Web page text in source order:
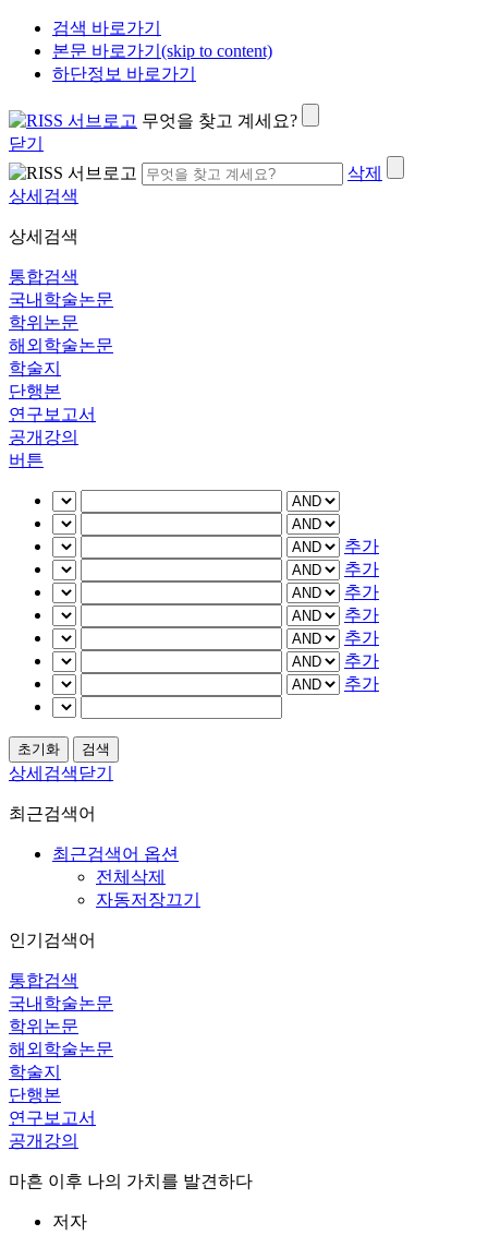
검색 바로가기
본문 바로가기(skip to content)
하단정보 바로가기
무엇을 찾고 계세요?
닫기
삭제
상세검색
상세검색
통합검색
국내학술논문
학위논문
해외학술논문
학술지
단행본
연구보고서
공개강의
버튼
추가
추가
추가
추가
추가
추가
추가
상세검색닫기
최근검색어
최근검색어 옵션
전체삭제
자동저장끄기
인기검색어
통합검색
국내학술논문
학위논문
해외학술논문
학술지
단행본
연구보고서
공개강의
마흔 이후 나의 가치를 발견하다
저자